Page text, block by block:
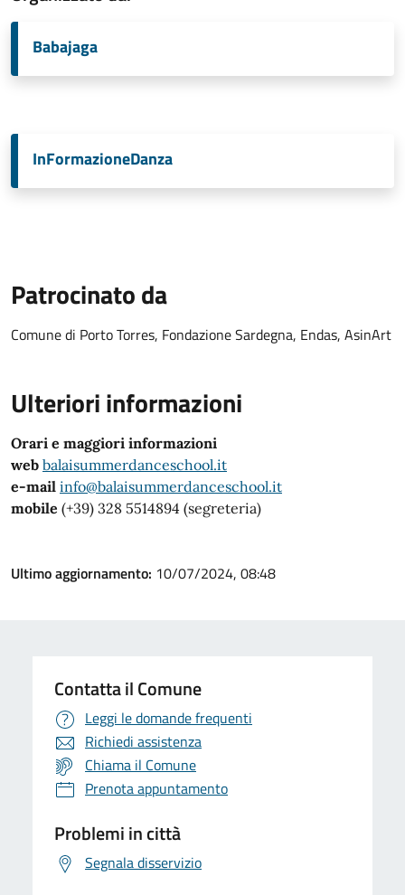
Babajaga
InFormazioneDanza
Patrocinato da
Comune di Porto Torres, Fondazione Sardegna, Endas, AsinArt
Ulteriori informazioni
Orari e maggiori informazioni
web balaisummerdanceschool.it
e-mail info@balaisummerdanceschool.it
mobile (+39) 328 5514894 (segreteria)
Ultimo aggiornamento: 10/07/2024, 08:48
Contatta il Comune
Leggi le domande frequenti
Richiedi assistenza
Chiama il Comune
Prenota appuntamento
Problemi in città
Segnala disservizio